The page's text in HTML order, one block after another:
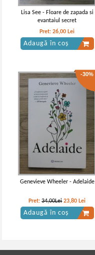
Lisa See - Floare de zapada si
evantaiul secret
Pret:26,00 Lei
Adaugă în coș
-30%
Genevieve Wheeler - Adelaide
Pret:34,00Lei 23,80 Lei
Adaugă în coș